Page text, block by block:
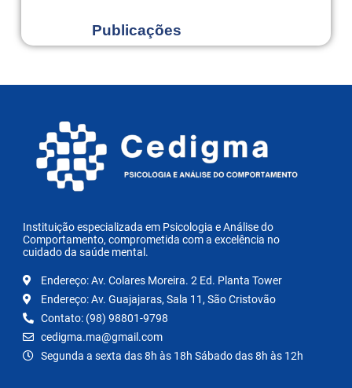
Publicações
Instituição especializada em Psicologia e Análise do
Comportamento, comprometida com a excelência no
cuidado da saúde mental.
Endereço: Av. Colares Moreira. 2 Ed. Planta Tower
Endereço: Av. Guajajaras, Sala 11, São Cristovão
Contato: (98) 98801-9798
cedigma.ma@gmail.com
Segunda a sexta das 8h às 18h Sábado das 8h às 12h